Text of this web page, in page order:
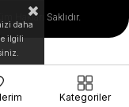
Hakları Saklıdır.
daha
ilgili
Kategoriler